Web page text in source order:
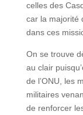
celles des
car la majorité
dans ces
On se trouve
au clair
de l’ONU, les
militaires
de renforcer